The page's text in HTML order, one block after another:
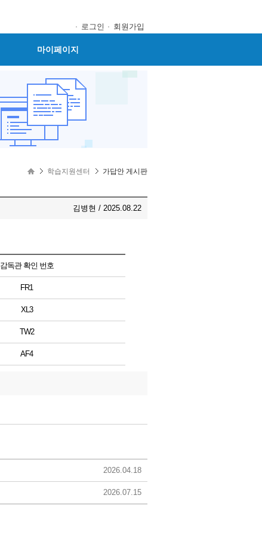
로그인 회원가입
마이페이지
학습지원센터 가답안 게시판
김병현 / 2025.08.22
감독관 확인 번호
FR1
XL3
TW2
AF4
2026.04.18
2026.07.15